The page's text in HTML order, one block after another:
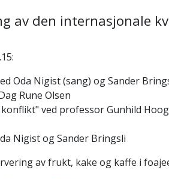
av den internasjonale
Oda Nigist (sang) og Sander
Rune Olsen
ved professor Gunhild
Nigist og Sander Bringsli
av frukt, kake og kaffe i